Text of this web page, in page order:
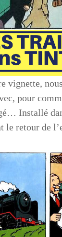
vignette,
pour
Installé
le retour de